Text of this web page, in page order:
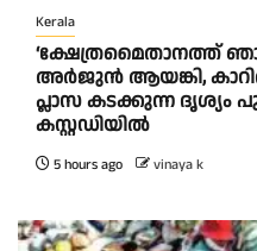
Kerala
‘ക്ഷേത്രമൈതാനത്ത്
അർജുൻ ആയങ്കി,
പ്ലാസ കടക്കുന്ന
കസ്റ്റഡിയിൽ
5 hours ago vinaya k